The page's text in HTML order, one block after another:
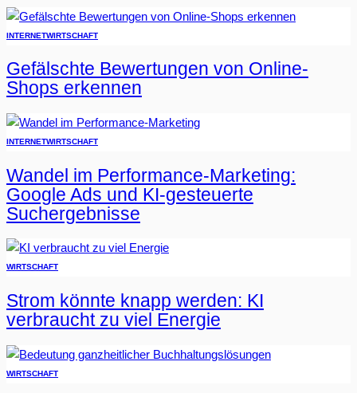
INTERNETWIRTSCHAFT
Gefälschte Bewertungen von Online-
Shops erkennen
INTERNETWIRTSCHAFT
Wandel im Performance-Marketing:
Google Ads und KI-gesteuerte
Suchergebnisse
WIRTSCHAFT
Strom könnte knapp werden: KI
verbraucht zu viel Energie
WIRTSCHAFT